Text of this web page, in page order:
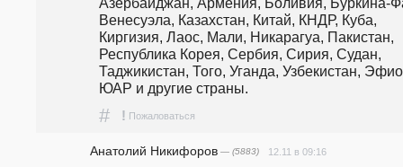
Венесуэла, Казахстан, Китай, КНДР, Куба,
Киргизия, Лаос, Мали, Никарагуа, Пакистан,
Республика Корея, Сербия, Сирия, Судан,
Таджикистан, Того, Уганда, Узбекистан,
ЮАР и другие страны.
# ! Пожаловаться
Анатолий Никифоров — (5883) 12.11 в 09:16